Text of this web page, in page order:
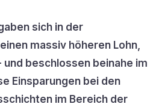
sich in der
massiv höheren Lohn,
beschlossen beinahe im
Einsparungen bei den
im Bereich der